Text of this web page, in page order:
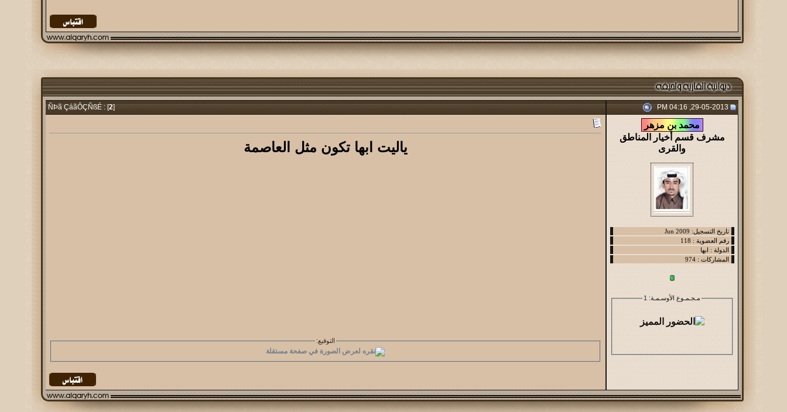
29-05-2013, 04:16 PM
ÑÞã ÇáãÔÇÑßÉ : [
2]
مشرف قسم أخيار المناطق
والقرى
مـجـمـوع الأوسـمـة: 1
ياليت ابها تكون مثل العاصمة
التوقيع: